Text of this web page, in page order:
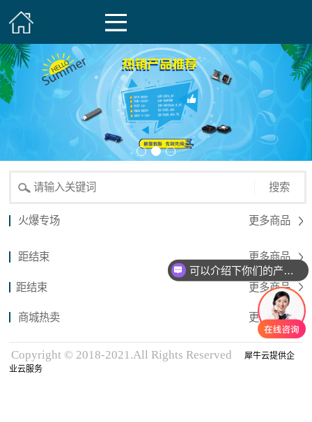
搜索
火爆专场 更多商品
距结束 更多商品
距结束 更多商品
商城热卖 更多商品
Copyright © 2018-2021.All Rights Reserved
犀牛云提供企
业云服务